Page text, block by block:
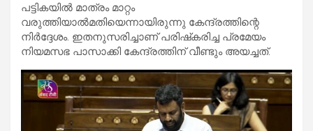
പട്ടികയിൽ മാത്രം മാ​റ്റം
വരുത്തിയാൽമതിയെന്നായിരുന്നു കേന്ദ്രത്തിന്റെ
നിർദ്ദേശം. ഇതനുസരിച്ചാണ് പരിഷ്‌കരിച്ച പ്രമേയം
നിയമസഭ പാസാക്കി കേന്ദ്രത്തിന് വീണ്ടും അയച്ചത്.